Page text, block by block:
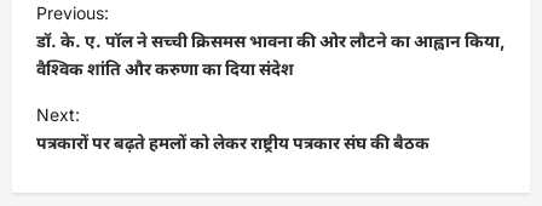
o
s
t
n
a
Previous:
डॉ. के. ए. पॉल ने सच्ची क्रिसमस भावना की ओर लौटने का आह्वान किया,
वैश्विक शांति और करुणा का दिया संदेश
Next:
पत्रकारों पर बढ़ते हमलों को लेकर राष्ट्रीय पत्रकार संघ की बैठक